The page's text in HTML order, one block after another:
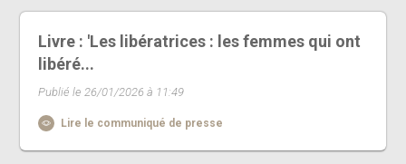
Livre : 'Les libératrices : les femmes qui ont
libéré...
Publié le 26/01/2026 à 11:49
Lire le communiqué de presse